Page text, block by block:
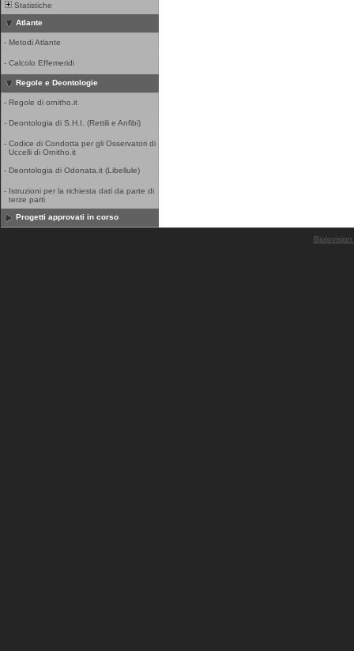
Statistiche
Atlante
- Metodi Atlante
- Calcolo Effemeridi
Regole e Deontologie
- Regole di ornitho.it
- Deontologia di S.H.I. (Rettili e Anfibi)
- Codice di Condotta per gli Osservatori di
Uccelli di Ornitho.it
- Deontologia di Odonata.it (Libellule)
- Istruzioni per la richiesta dati da parte di
terze parti
Progetti approvati in corso
Biolovision